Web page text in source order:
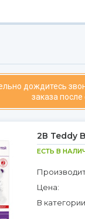
дождитесь
заказа
2В Teddy
ЕСТЬ В
Цена:
В